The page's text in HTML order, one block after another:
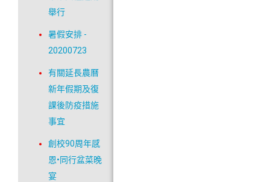
舉行
暑假安排 -
20200723
有關延長農曆
新年假期及復
課後防疫措施
事宜
創校90周年感
恩•同行盆菜晚
宴